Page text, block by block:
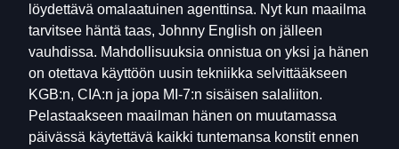
löydettävä omalaatuinen agenttinsa. Nyt kun maailma
tarvitsee häntä taas, Johnny English on jälleen
vauhdissa. Mahdollisuuksia onnistua on yksi ja hänen
on otettava käyttöön uusin tekniikka selvittääkseen
KGB:n, CIA:n ja jopa MI-7:n sisäisen salaliiton.
Pelastaakseen maailman hänen on muutamassa
päivässä käytettävä kaikki tuntemansa konstit ennen